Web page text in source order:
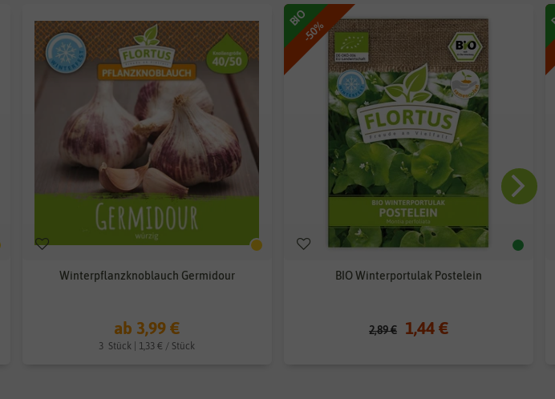
Winterpflanzknoblauch Germidour
ab 3,99 €
3 Stück | 1,33 € / Stück
-50%
BIO
BIO Winterportulak Postelein
2,89 € 1,44 €